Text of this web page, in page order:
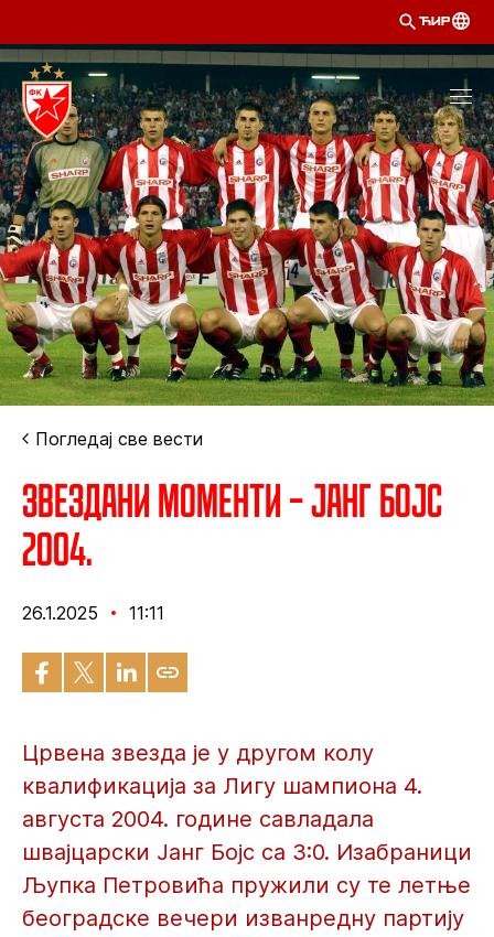
ЋИР
Погледај све вести
Звездани моменти – Jанг Бојс
2004.
26.1.2025 11:11
Црвена звезда је у другом колу
квалификација за Лигу шампиона 4.
августа 2004. године савладала
швајцарски Јанг Бојс са 3:0. Изабраници
Љупка Петровића пружили су те лeтње
београдске вечери изванредну партију